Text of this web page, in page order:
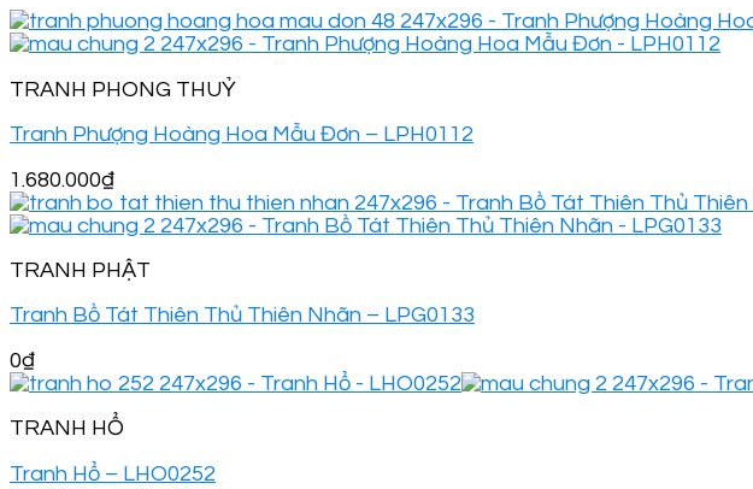
TRANH PHONG THUỶ
Tranh Phượng Hoàng Hoa Mẫu Đơn – LPH0112
1.680.000₫
TRANH PHẬT
Tranh Bồ Tát Thiên Thủ Thiên Nhãn – LPG0133
0₫
TRANH HỔ
Tranh Hổ – LHO0252